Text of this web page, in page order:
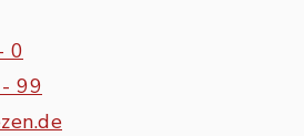
0
99